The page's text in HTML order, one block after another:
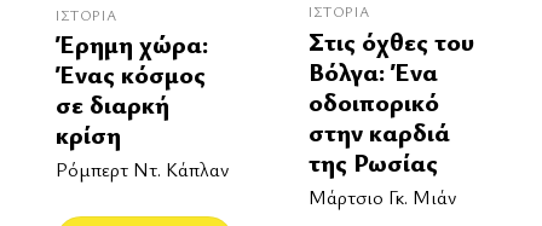
ΙΣΤΟΡΊΑ
Έρημη χώρα:
Ένας κόσμος
σε διαρκή
κρίση
Ρόμπερτ Ντ. Κάπλαν
ΙΣΤΟΡΊΑ
Στις όχθες του
Βόλγα: Ένα
οδοιπορικό
στην καρδιά
της Ρωσίας
Μάρτσιο Γκ. Μιάν